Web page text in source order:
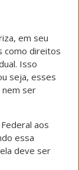
em seu
como direitos
Isso
seja, esses
ser
aos
essa
deve ser